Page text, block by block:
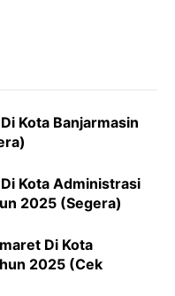
Kota Banjarmasin
Kota Administrasi
2025 (Segera)
Di Kota
2025 (Cek